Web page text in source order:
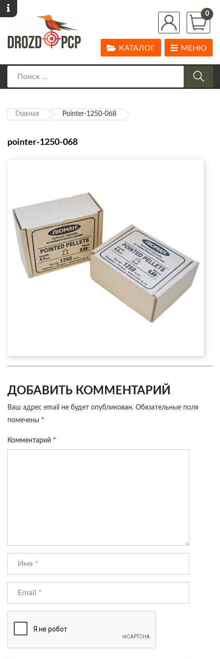
0
МЕНЮ
КАТАЛОГ
Главная Pointer-1250-068
pointer-1250-068
ДОБАВИТЬ КОММЕНТАРИЙ
Ваш адрес email не будет опубликован. Обязательные поля
помечены *
Комментарий *